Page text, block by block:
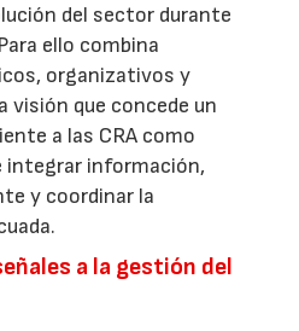
del sector durante
ello combina
organizativos y
visión que concede un
a las CRA como
integrar información,
y coordinar la
a la gestión del